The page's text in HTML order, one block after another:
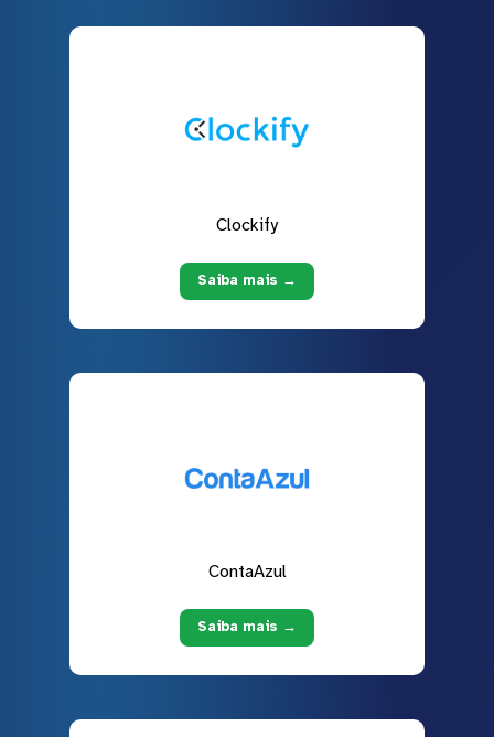
Clockify
Saiba mais →
ContaAzul
Saiba mais →